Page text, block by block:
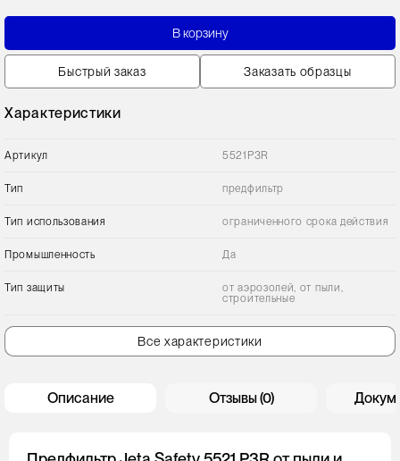
В корзину
Быстрый заказ Заказать образцы
Характеристики
Артикул 5521P3R
Тип предфильтр
Тип использования ограниченного срока действия
Промышленность Да
Тип защиты
от аэрозолей, от пыли,
строительные
Все характеристики
Описание Отзывы (0)